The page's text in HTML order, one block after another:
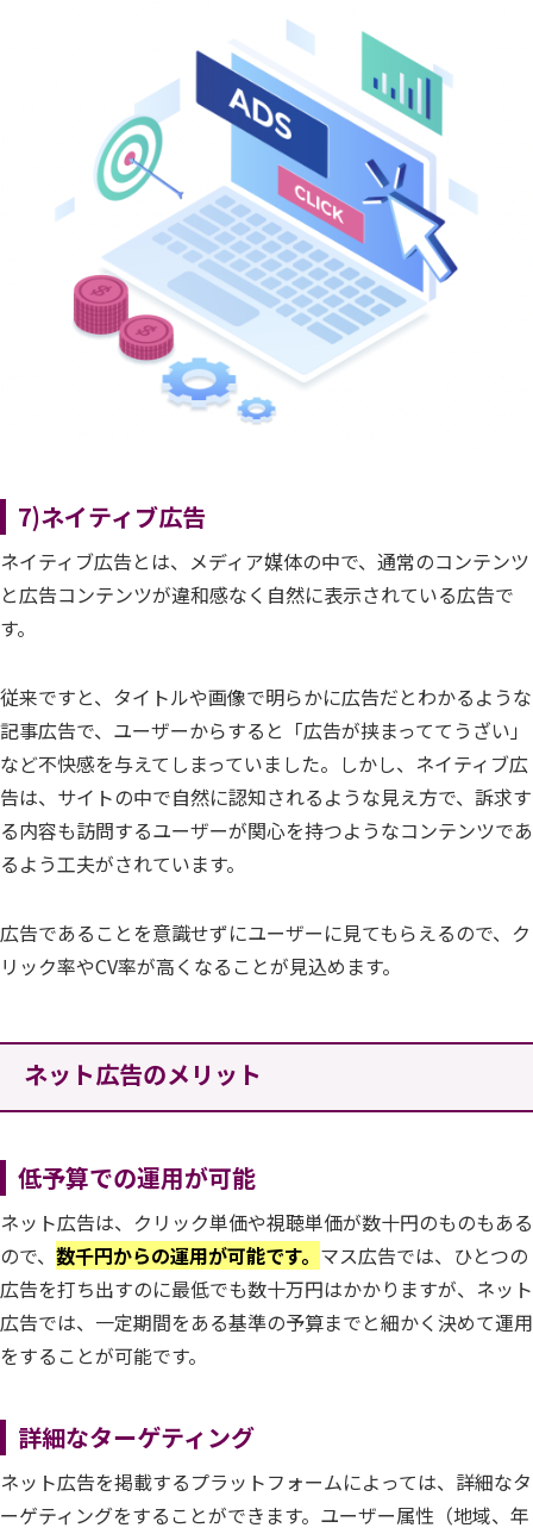
7)ネイティブ広告
ネイティブ広告とは、メディア媒体の中で、通常のコンテンツ
と広告コンテンツが違和感なく自然に表示されている広告で
す。
従来ですと、タイトルや画像で明らかに広告だとわかるような
記事広告で、ユーザーからすると「広告が挟まっててうざい」
など不快感を与えてしまっていました。しかし、ネイティブ広
告は、サイトの中で自然に認知されるような見え方で、訴求す
る内容も訪問するユーザーが関心を持つようなコンテンツであ
るよう工夫がされています。
広告であることを意識せずにユーザーに見てもらえるので、ク
リック率やCV率が高くなることが見込めます。
ネット広告のメリット
低予算での運用が可能
ネット広告は、クリック単価や視聴単価が数十円のものもある
ので、 数千円からの運用が可能です。 マス広告では、ひとつの
広告を打ち出すのに最低でも数十万円はかかりますが、ネット
広告では、一定期間をある基準の予算までと細かく決めて運用
をすることが可能です。
詳細なターゲティング
ネット広告を掲載するプラットフォームによっては、詳細なタ
ーゲティングをすることができます。ユーザー属性（地域、年